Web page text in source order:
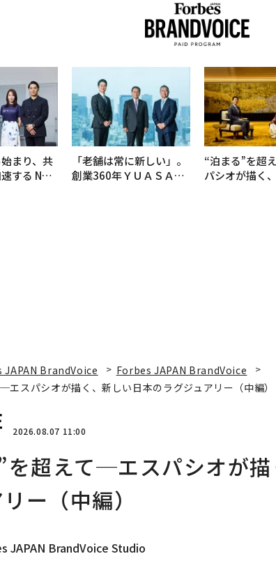
まり、共
する NOR
「老舗は常に新しい」。
創業360年ＹＵＡＳＡと
“泊まる”を超
パシオが描く
JAPAN BrandVoice
Forbes JAPAN BrandVoice
エスパシオが描く、新しい日本のラグジュアリー（中編）
2026.08.07 11:00
を超えて─エスパシオが
ー（中編）
JAPAN BrandVoice Studio